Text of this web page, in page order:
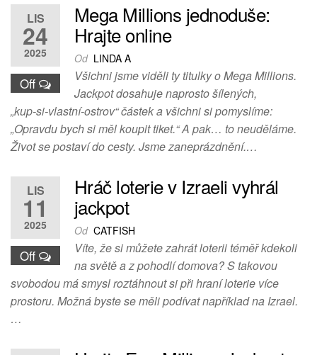
LIS
24
2025
Off
Mega Millions jednoduše:
Hrajte online
Od LINDA A
Všichni jsme viděli ty titulky o Mega Millions.
Jackpot dosahuje naprosto šílených,
„kup‑si‑vlastní‑ostrov“ částek a všichni si pomyslíme:
„Opravdu bych si měl koupit tiket.“ A pak… to neuděláme.
Život se postaví do cesty. Jsme zaneprázdnění.…
LIS
11
2025
Off
Hráč loterie v Izraeli vyhrál
jackpot
Od CATFISH
Víte, že si můžete zahrát loterii téměř kdekoli
na světě a z pohodlí domova? S takovou
svobodou má smysl roztáhnout si při hraní loterie více
prostoru. Možná byste se měli podívat například na Izrael.
…